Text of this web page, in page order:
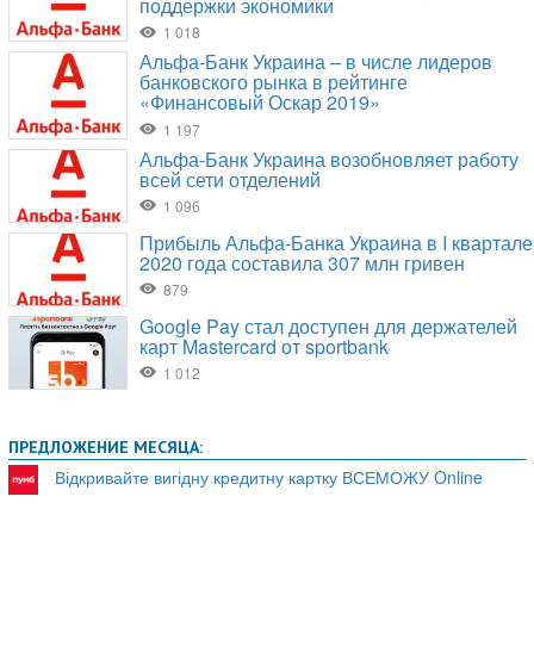
ПРЕДЛОЖЕНИЕ МЕСЯЦА:
Відкривайте вигідну кредитну картку ВСЕМОЖУ Online